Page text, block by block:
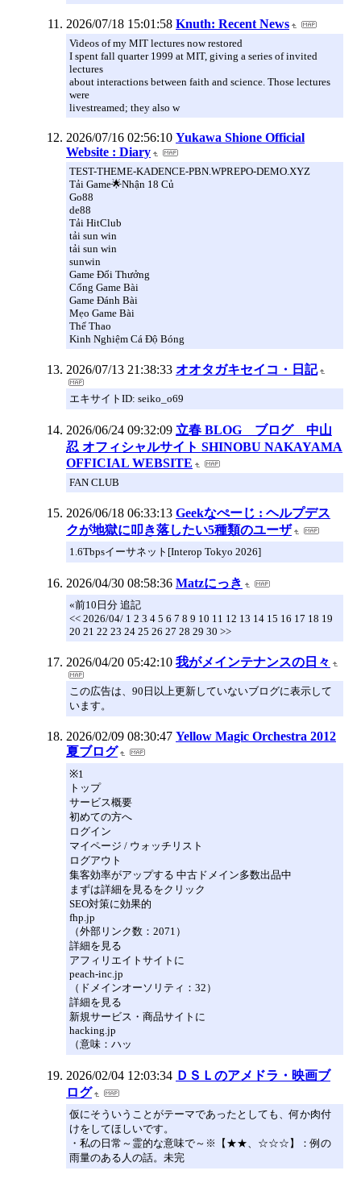
2026/07/18 15:01:58 Knuth: Recent News
Videos of my MIT lectures now restored
I spent fall quarter 1999 at MIT, giving a series of invited
lectures
about interactions between faith and science. Those lectures
were
livestreamed; they also w
2026/07/16 02:56:10 Yukawa Shione Official
Website : Diary
TEST-THEME-KADENCE-PBN.WPREPO-DEMO.XYZ
Tải Game🌟Nhận 18 Củ
Go88
de88
Tải HitClub
tải sun win
tải sun win
sunwin
Game Đổi Thưởng
Cổng Game Bài
Game Đánh Bài
Mẹo Game Bài
Thể Thao
Kinh Nghiệm Cá Độ Bóng
2026/07/13 21:38:33 オオタガキセイコ・日記
エキサイトID: seiko_o69
2026/06/24 09:32:09 立春 BLOG ブログ 中山
忍 オフィシャルサイト SHINOBU NAKAYAMA
OFFICIAL WEBSITE
FAN CLUB
2026/06/18 06:33:13 Geekなぺーじ : ヘルプデス
クが地獄に叩き落したい5種類のユーザ
1.6Tbpsイーサネット[Interop Tokyo 2026]
2026/04/30 08:58:36 Matzにっき
«前10日分 追記
<< 2026/04/ 1 2 3 4 5 6 7 8 9 10 11 12 13 14 15 16 17 18 19
20 21 22 23 24 25 26 27 28 29 30 >>
2026/04/20 05:42:10 我がメインテナンスの日々
この広告は、90日以上更新していないブログに表示して
います。
2026/02/09 08:30:47 Yellow Magic Orchestra 2012
夏ブログ
※1
トップ
サービス概要
初めての方へ
ログイン
マイページ / ウォッチリスト
ログアウト
集客効率がアップする 中古ドメイン多数出品中
まずは詳細を見るをクリック
SEO対策に効果的
fhp.jp
（外部リンク数：2071）
詳細を見る
アフィリエイトサイトに
peach-inc.jp
（ドメインオーソリティ：32）
詳細を見る
新規サービス・商品サイトに
hacking.jp
（意味：ハッ
2026/02/04 12:03:34 ＤＳＬのアメドラ・映画ブ
ログ
仮にそういうことがテーマであったとしても、何か肉付
けをしてほしいです。
・私の日常～霊的な意味で～※【★★、☆☆☆】：例の
雨量のある人の話。未完